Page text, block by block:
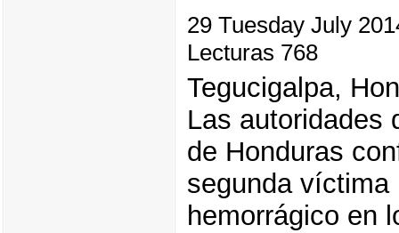
29 Tuesday July
Lecturas 768
Tegucigalpa,
Las autoridades
de Honduras
segunda víctima
hemorrágico en